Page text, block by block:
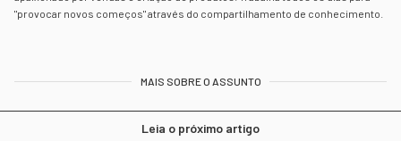
"provocar novos começos" através do compartilhamento de conhecimento.
MAIS SOBRE O ASSUNTO
Leia o próximo artigo